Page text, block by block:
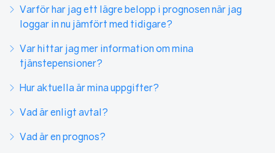
Varför har jag ett lägre belopp i prognosen när jag
loggar in nu jämfört med tidigare?
Var hittar jag mer information om mina
tjänstepensioner?
Hur aktuella är mina uppgifter?
Vad är enligt avtal?
Vad är en prognos?